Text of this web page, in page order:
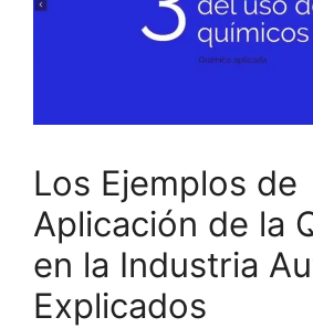
Los Ejemplos de
Aplicación de la
en la Industria
Explicados